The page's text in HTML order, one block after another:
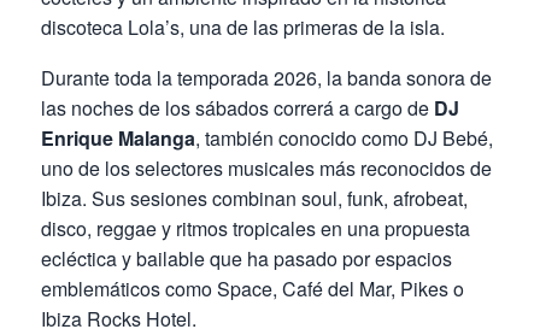
discoteca Lola’s, una de las primeras de la isla.
Durante toda la temporada 2026, la banda sonora de
las noches de los sábados correrá a cargo de DJ
Enrique Malanga, también conocido como DJ Bebé,
uno de los selectores musicales más reconocidos de
Ibiza. Sus sesiones combinan soul, funk, afrobeat,
disco, reggae y ritmos tropicales en una propuesta
ecléctica y bailable que ha pasado por espacios
emblemáticos como Space, Café del Mar, Pikes o
Ibiza Rocks Hotel.